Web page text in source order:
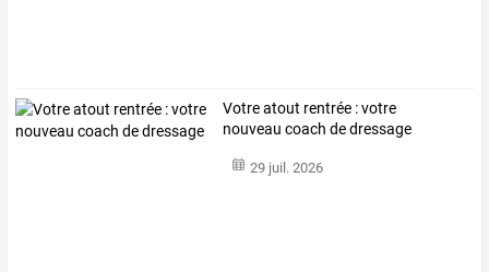
Votre atout rentrée : votre
nouveau coach de dressage
29 juil. 2026